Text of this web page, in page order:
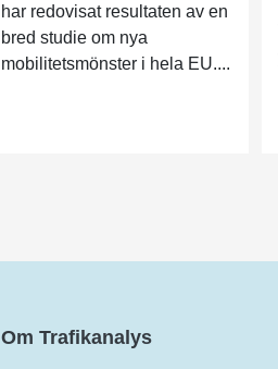
har redovisat resultaten av en
bred studie om nya
mobilitetsmönster i hela EU....
Om Trafikanalys